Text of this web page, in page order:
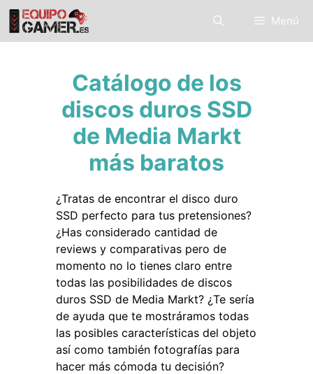
Saltar
contenido
Menú
Catálogo de los
discos duros SSD
de Media Markt
más baratos
¿Tratas de encontrar el disco duro
SSD perfecto para tus pretensiones?
¿Has considerado cantidad de
reviews y comparativas pero de
momento no lo tienes claro entre
todas las posibilidades de discos
duros SSD de Media Markt? ¿Te sería
de ayuda que te mostráramos todas
las posibles características del objeto
así como también fotografías para
hacer más cómoda tu decisión?